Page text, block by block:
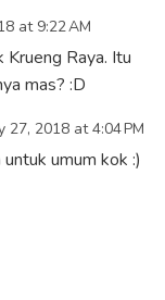
at 9:22 AM
Krueng Raya. Itu
mas? :D
27, 2018 at 4:04 PM
umum kok :)